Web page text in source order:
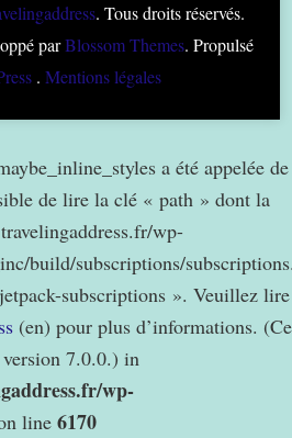
. Tous droits réservés.
parBlossom Themes. Propulsé
. Mentions légales
a été appelée de
de lire la clé « path » dont la
wp-
build/subscriptions/
subscriptions ». Veuillez lire
(en) pour plus d’informations. (Ce
version 7.0.0.) in
wp-
line 6170